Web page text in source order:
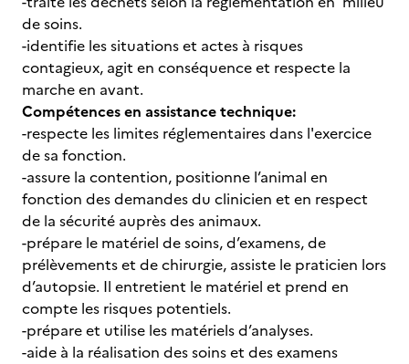
de soins.
-identifie les situations et actes à risques
contagieux, agit en conséquence et respecte la
marche en avant.
Compétences en assistance technique:
-respecte les limites réglementaires dans l'exercice
de sa fonction.
-assure la contention, positionne l’animal en
fonction des demandes du clinicien et en respect
de la sécurité auprès des animaux.
-prépare le matériel de soins, d’examens, de
prélèvements et de chirurgie, assiste le praticien lors
d’autopsie. Il entretient le matériel et prend en
compte les risques potentiels.
-prépare et utilise les matériels d’analyses.
-aide à la réalisation des soins et des examens